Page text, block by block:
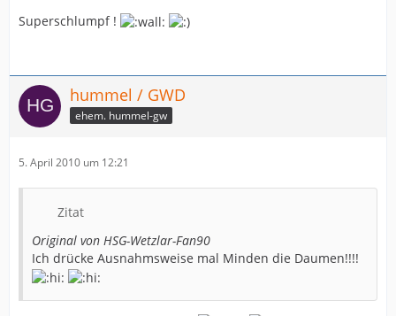
Superschlumpf !
hummel / GWD
ehem. hummel-gw
5. April 2010 um 12:21
Zitat
Original von HSG-Wetzlar-Fan90
Ich drücke Ausnahmsweise mal Minden die Daumen!!!!